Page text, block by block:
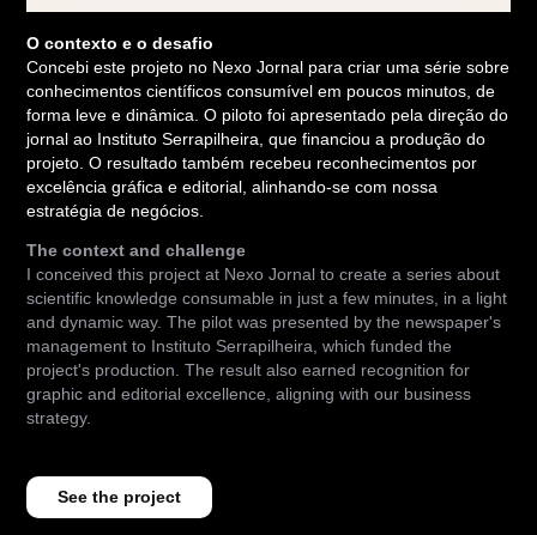
O contexto e o desafio
Concebi este projeto no Nexo Jornal para criar uma série sobre
conhecimentos científicos consumível em poucos minutos, de
forma leve e dinâmica. O piloto foi apresentado pela direção do
jornal ao Instituto Serrapilheira, que financiou a produção do
projeto. O resultado também recebeu reconhecimentos por
excelência gráfica e editorial, alinhando-se com nossa
estratégia de negócios.
The context and challenge
I conceived this project at Nexo Jornal to create a series about
scientific knowledge consumable in just a few minutes, in a light
and dynamic way. The pilot was presented by the newspaper's
management to Instituto Serrapilheira, which funded the
project's production. The result also earned recognition for
graphic and editorial excellence, aligning with our business
strategy.
See the project